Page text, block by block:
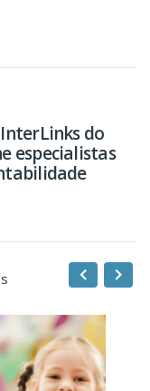
do
especialistas